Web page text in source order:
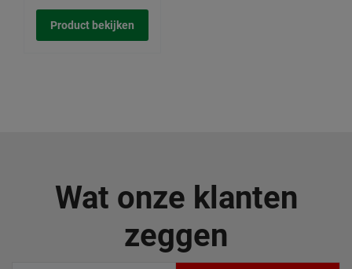
Product bekijken
Wat onze klanten
zeggen